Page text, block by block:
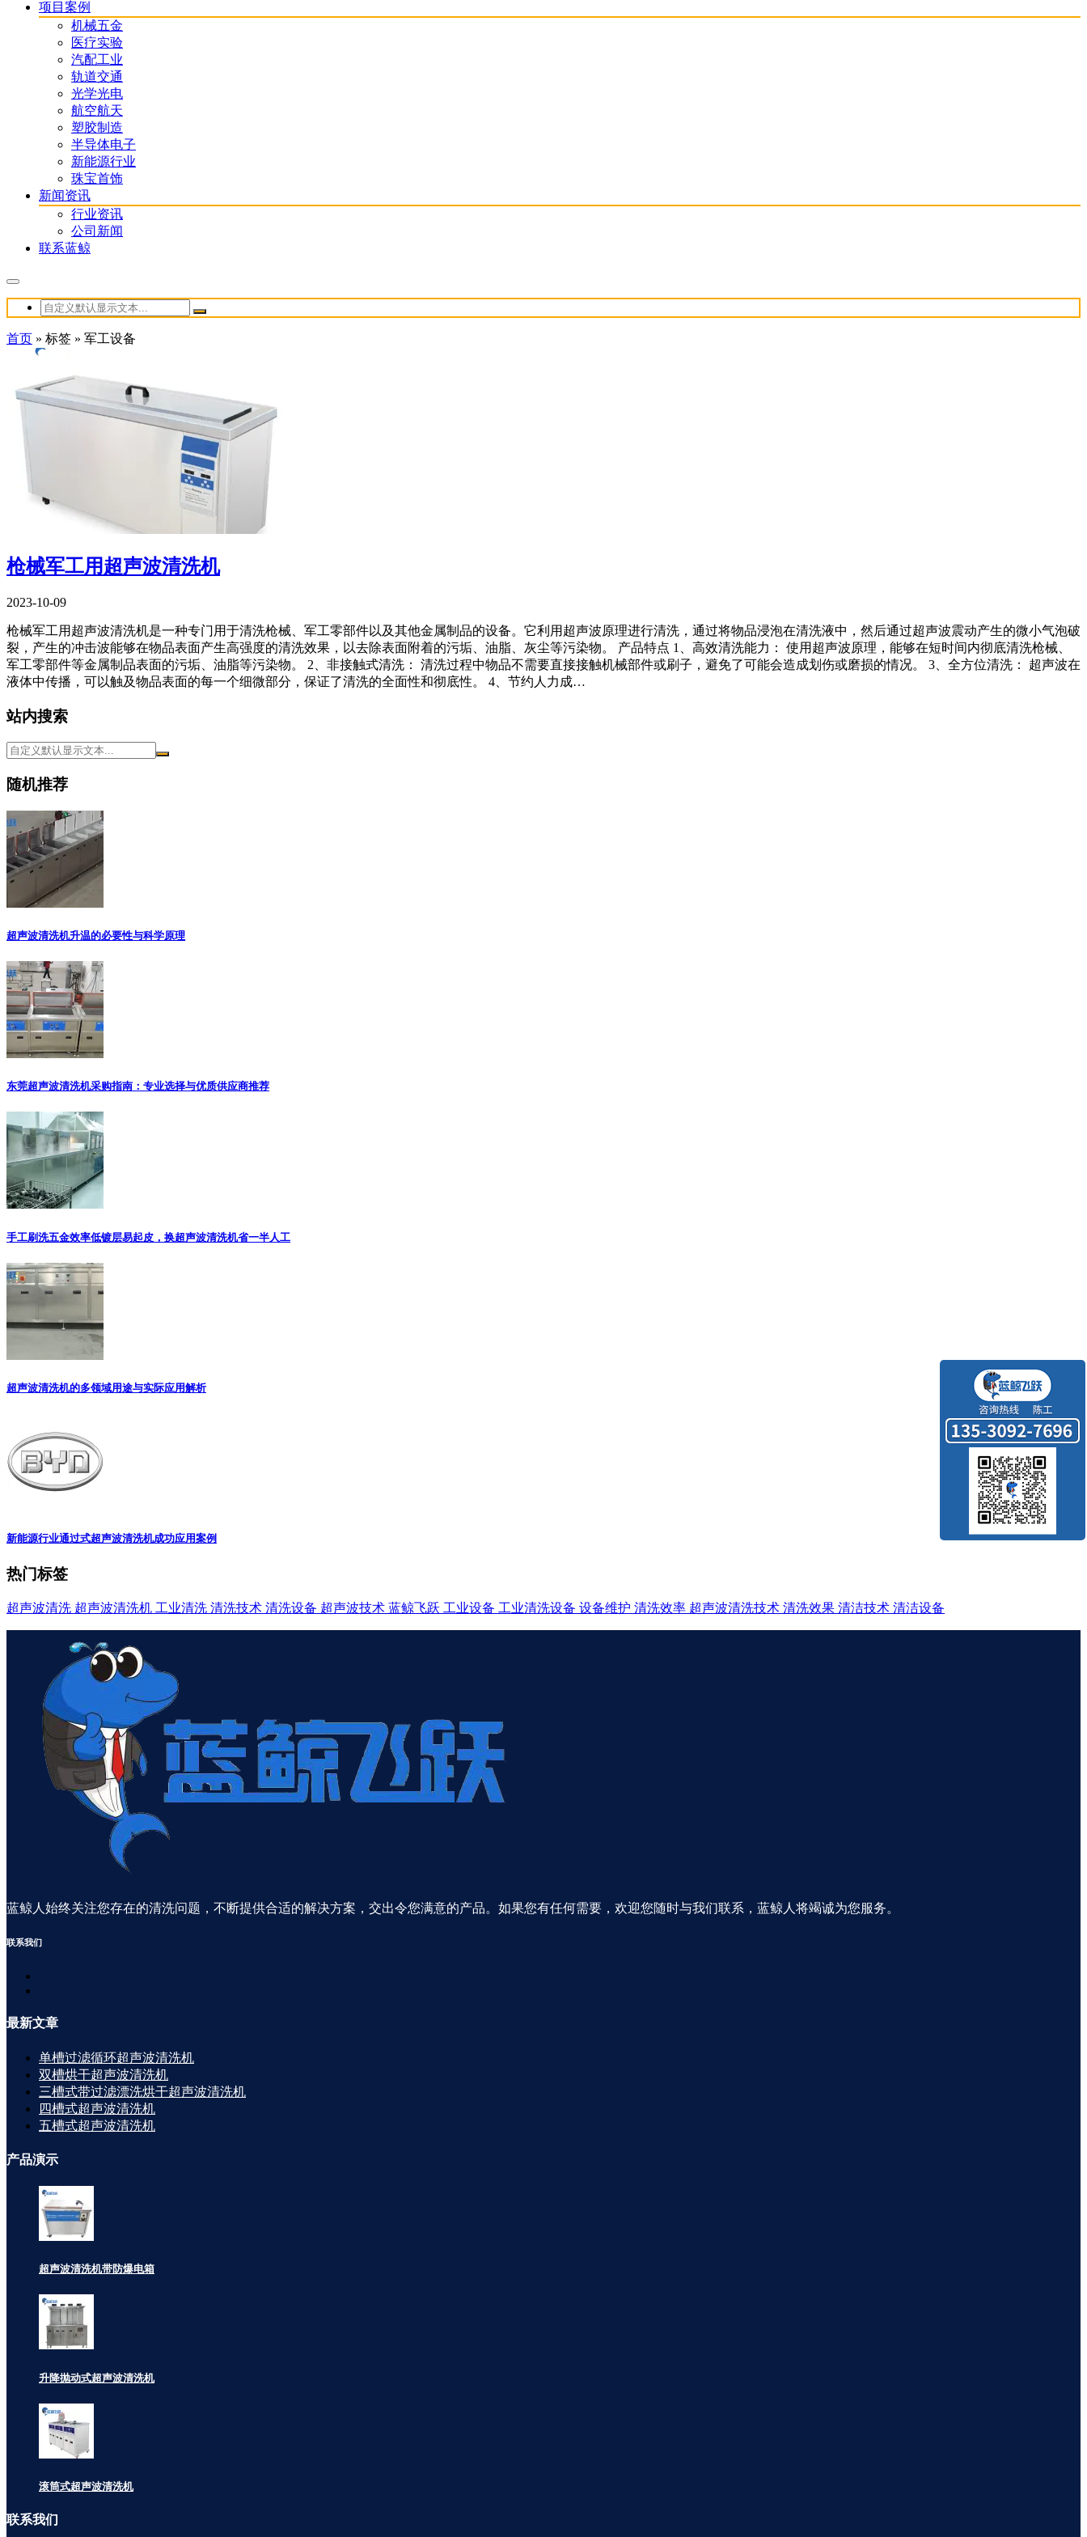
项目案例
机械五金
医疗实验
汽配工业
轨道交通
光学光电
航空航天
塑胶制造
半导体电子
新能源行业
珠宝首饰
新闻资讯
行业资讯
公司新闻
联系蓝鲸
首页 » 标签 » 军工设备
枪械军工用超声波清洗机
2023-10-09
枪械军工用超声波清洗机是一种专门用于清洗枪械、军工零部件以及其他金属制品的设备。它利用超声波原理进行清洗，通过将物品浸泡在清洗液中，然后通过超声波震动产生的微小气泡破
裂，产生的冲击波能够在物品表面产生高强度的清洗效果，以去除表面附着的污垢、油脂、灰尘等污染物。 产品特点 1、高效清洗能力： 使用超声波原理，能够在短时间内彻底清洗枪械、
军工零部件等金属制品表面的污垢、油脂等污染物。 2、非接触式清洗： 清洗过程中物品不需要直接接触机械部件或刷子，避免了可能会造成划伤或磨损的情况。 3、全方位清洗： 超声波在
液体中传播，可以触及物品表面的每一个细微部分，保证了清洗的全面性和彻底性。 4、节约人力成…
站内搜索
随机推荐
超声波清洗机升温的必要性与科学原理
东莞超声波清洗机采购指南：专业选择与优质供应商推荐
手工刷洗五金效率低镀层易起皮，换超声波清洗机省一半人工
超声波清洗机的多领域用途与实际应用解析
新能源行业通过式超声波清洗机成功应用案例
热门标签
超声波清洗 超声波清洗机 工业清洗 清洗技术 清洗设备 超声波技术 蓝鲸飞跃 工业设备 工业清洗设备 设备维护 清洗效率 超声波清洗技术 清洗效果 清洁技术 清洁设备
蓝鲸人始终关注您存在的清洗问题，不断提供合适的解决方案，交出令您满意的产品。如果您有任何需要，欢迎您随时与我们联系，蓝鲸人将竭诚为您服务。
联系我们
最新文章
单槽过滤循环超声波清洗机
双槽烘干超声波清洗机
三槽式带过滤漂洗烘干超声波清洗机
四槽式超声波清洗机
五槽式超声波清洗机
产品演示
超声波清洗机带防爆电箱
升降抛动式超声波清洗机
滚筒式超声波清洗机
联系我们